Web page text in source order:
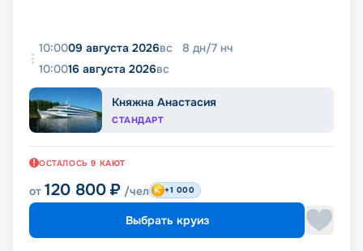
10:0009 августа 2026вс 8 дн/7 нч
10:0016 августа 2026вс
Княжна Анастасия
СТАНДАРТ
ОСТАЛОСЬ 9 КАЮТ
от 120 800 ₽ /чел +1 000
Выбрать круиз